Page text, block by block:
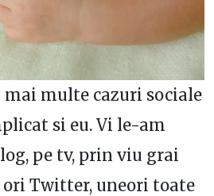
multe cazuri sociale
si eu. Vi le-am
pe tv, prin viu grai
ori Twitter, uneori toate